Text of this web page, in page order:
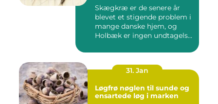
Skægkræ er de senere år
blevet et stigende problem i
mange danske hjem, og
Holbæk er ingen undtagels...
31. Jan
Løgfrø nøglen til sunde og
ensartede løg i marken